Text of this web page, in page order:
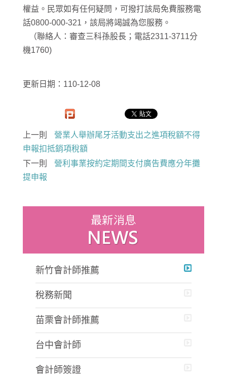
權益。民眾如有任何疑問，可撥打該局免費服務電
話0800-000-321，該局將竭誠為您服務。
（聯絡人：審查三科孫股長；電話2311-3711分
機1760)
更新日期：110-12-08
上一則
營業人舉辦尾牙活動支出之進項稅額不得
申報扣抵銷項稅額
下一則
營利事業按約定期間支付廣告費應分年攤
提申報
新竹會計師推薦
稅務新聞
苗栗會計師推薦
台中會計師
會計師簽證